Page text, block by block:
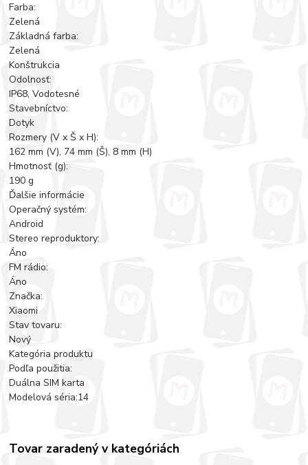
Farba:
Zelená
Základná farba:
Zelená
Konštrukcia
Odolnosť:
IP68, Vodotesné
Stavebníctvo:
Dotyk
Rozmery (V x Š x H):
162 mm (V), 74 mm (Š), 8 mm (H)
Hmotnosť (g):
190 g
Ďalšie informácie
Operačný systém:
Android
Stereo reproduktory:
Áno
FM rádio:
Áno
Značka:
Xiaomi
Stav tovaru:
Nový
Kategória produktu
Podľa použitia:
Duálna SIM karta
Modelová séria:14
Tovar zaradený v kategóriách